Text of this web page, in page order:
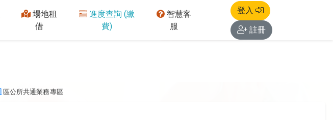
場地租
借
進度查詢 (繳
費)
智慧客
服
登入
註冊
單位
區公所共通業務專區